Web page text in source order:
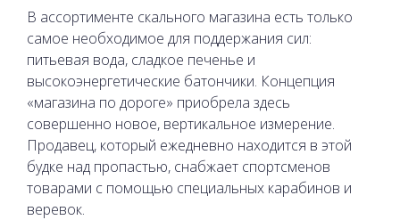
В ассортименте скального магазина есть только
самое необходимое для поддержания сил:
питьевая вода, сладкое печенье и
высокоэнергетические батончики. Концепция
«магазина по дороге» приобрела здесь
совершенно новое, вертикальное измерение.
Продавец, который ежедневно находится в этой
будке над пропастью, снабжает спортсменов
товарами с помощью специальных карабинов и
веревок.